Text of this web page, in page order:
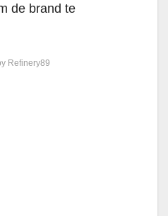
de brand te
Refinery89